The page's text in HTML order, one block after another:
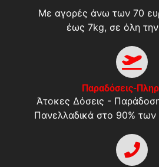
Με αγορές άνω των 70
έως 7kg, σε όλη
Παραδόσεις-
Άτοκες Δόσεις -
Πανελλαδικά στο 90% των